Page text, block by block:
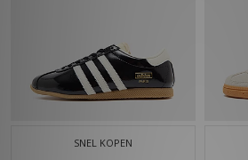
SNEL KOPEN